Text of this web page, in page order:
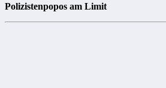
Polizistenpopos am Limit